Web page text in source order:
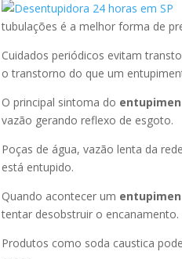
tubulações é a melhor forma de
Cuidados periódicos evitam
o transtorno do que um
O principal sintoma do
vazão gerando reflexo de esgoto.
Poças de água, vazão lenta da
está entupido.
Quando acontecer um
tentar desobstruir o encanamento.
Produtos como soda caustica